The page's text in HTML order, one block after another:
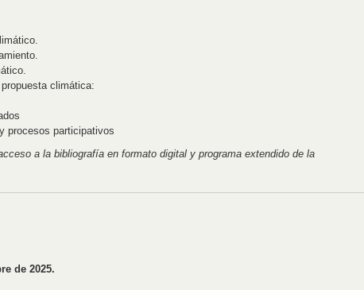
climática:
procesos participativos
a la bibliografía en formato digital y programa extendido de la
de 2025.